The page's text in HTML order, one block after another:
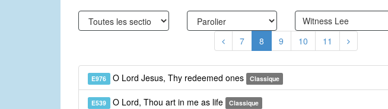
7 8 9 10 11
E976 O Lord Jesus, Thy redeemed ones Classique
E539 O Lord, Thou art in me as life Classique